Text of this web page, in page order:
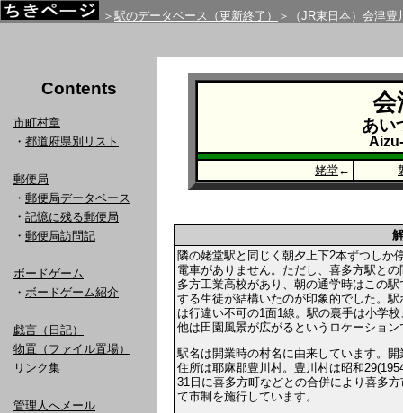
＞ 駅のデータベース（更新終了） ＞（JR東日本）会津豊
Contents
市町村章
・ 都道府県別リスト
郵便局
・ 郵便局データベース
・ 記憶に残る郵便局
・ 郵便局訪問記
ボードゲーム
・ ボードゲーム紹介
戯言（日記）
物置（ファイル置場）
リンク集
管理人へメール
会
あい
姥堂←
隣の姥堂駅と同じく朝夕上下2本ずつしか
電車がありません。ただし、喜多方駅との
多方工業高校があり、朝の通学時はこの駅
する生徒が結構いたのが印象的でした。駅
は行違い不可の1面1線。駅の裏手は小学
他は田園風景が広がるというロケーション
駅名は開業時の村名に由来しています。開
住所は耶麻郡豊川村。豊川村は昭和
31日に喜多方町などとの合併により喜多
て市制を施行しています。